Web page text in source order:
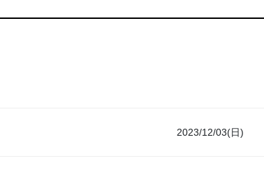
2023/12/03(日)